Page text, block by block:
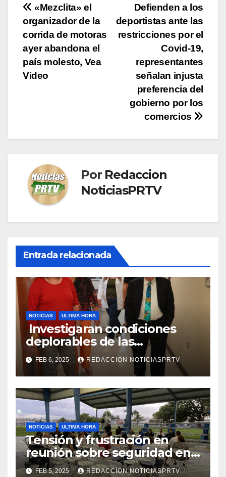
Navegación
de
entradas
Defienden a los
deportistas ante las
restricciones por el
Covid-19,
representantes
señalan injusta
preferencia del
gobierno por los
comercios
«Mezclita» el
organizador de la
corrida de motoras
ayer abandona el
país molesto, Vea
Video
Por Redaccion
NoticiasPRTV
Entrada relacionada
NOTICIAS ULTIMA HORA
Investigaran condiciones
deplorables de las
facilidades el Departamento
de la Salud en Mayagüez
FEB 6, 2025 REDACCION NOTICIASPRTV
NOTICIAS ULTIMA HORA
Tensión y frustración en
reunión sobre seguridad en
Reparto Metropolitano
FEB 5, 2025 REDACCION NOTICIASPRTV